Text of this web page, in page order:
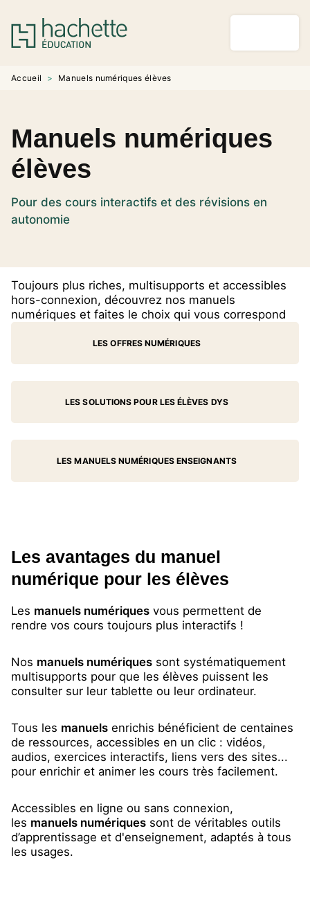
MENU RECHERCHE
PIED DE PAGE
Accueil > Manuels numériques élèves
Manuels numériques
élèves
Pour des cours interactifs et des révisions en
autonomie
Toujours plus riches, multisupports et accessibles
hors-connexion, découvrez nos manuels
numériques et faites le choix qui vous correspond
LES OFFRES NUMÉRIQUES
LES SOLUTIONS POUR LES ÉLÈVES DYS
LES MANUELS NUMÉRIQUES ENSEIGNANTS
Les avantages du manuel
numérique pour les élèves
Les manuels numériques vous permettent de
rendre vos cours toujours plus interactifs !
Nos manuels numériques sont systématiquement
multisupports pour que les élèves puissent les
consulter sur leur tablette ou leur ordinateur.
Tous les manuels enrichis bénéficient de centaines
de ressources, accessibles en un clic : vidéos,
audios, exercices interactifs, liens vers des sites...
pour enrichir et animer les cours très facilement.
Accessibles en ligne ou sans connexion,
les manuels numériques sont de véritables outils
d’apprentissage et d'enseignement, adaptés à tous
les usages.